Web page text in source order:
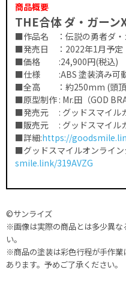
商品概要
THE合体 ダ・ガーン
■作品名 ：伝説の勇者ダ・
■発売日 ：2022年1月予定
■価格 :24,900円(税込)
■仕様 :ABS 塗装済み可動
■全高 ：約250mm (頭
■原型制作 : Mr.田（GOD
■発売元 : グッドスマイル
■販売元 : グッドスマイル
■詳細:https://
■グッドスマイルオンライン
smile.link/319AVZG
©サンライズ
※画像は実際の商品とは多少異な
い。
※商品の塗装は彩色行程が手作
あります。予めご了承ください。